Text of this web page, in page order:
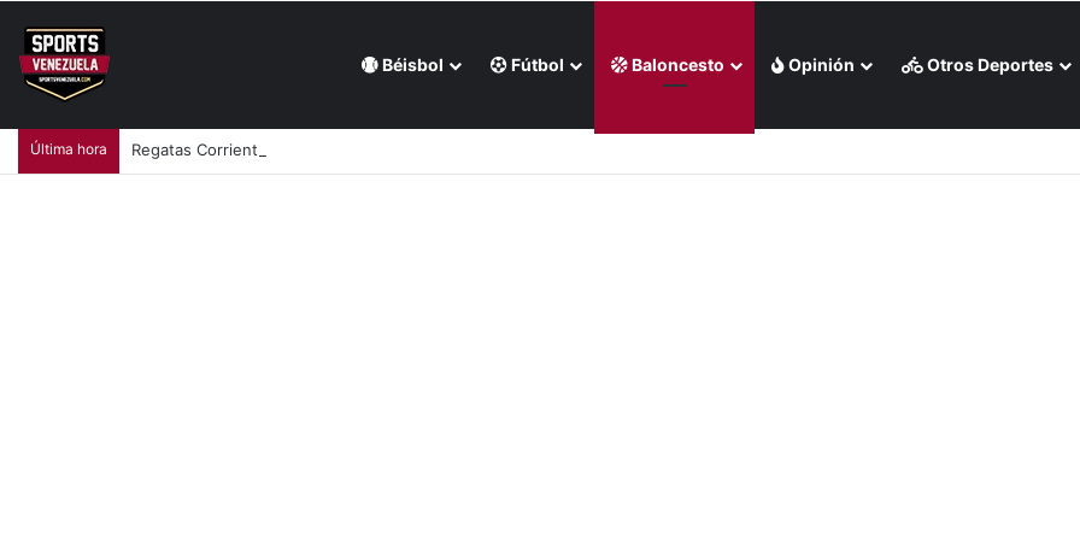
Béisbol Fútbol Baloncesto Opinión Otros Deportes
Última hora Regatas Corrientes ficha al venezolano Elián Centeno